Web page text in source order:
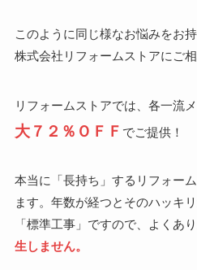
このように同じ様なお悩みをお
株式会社リフォームストアにご相
リフォームストアでは、各一流
大７２％ＯＦＦ でご提供！
本当に「長持ち」するリフォー
ます。年数が経つとそのハッキ
「標準工事」ですので、よくあ
生しません。